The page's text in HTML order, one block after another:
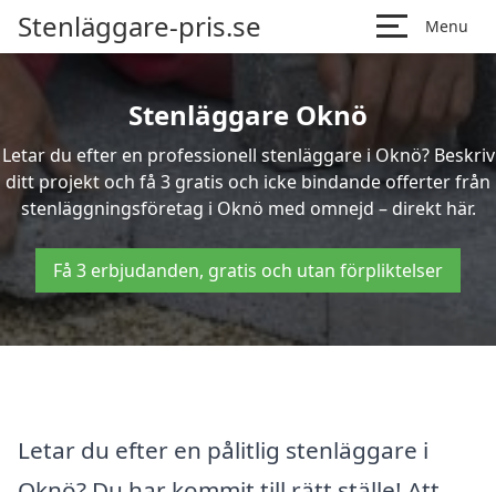
Stenläggare-pris.se Menu
Stenläggare Oknö
Letar du efter en professionell stenläggare i Oknö? Beskriv
ditt projekt och få 3 gratis och icke bindande offerter från
stenläggningsföretag i Oknö med omnejd – direkt här.
Få 3 erbjudanden, gratis och utan förpliktelser
Letar du efter en pålitlig stenläggare i